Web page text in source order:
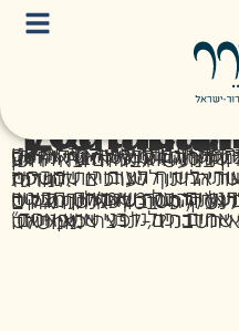
For there is hope for your
מאז הפך אלחנן לקול משמעותי בשיח הציבורי שמבקש לקרב בין חלקי החברה הישראלית, לשנות את השפה שמפלגת בינינו ולהחזיר את החינוך לערכים ולמידות למרכז.
"בסוף לא יעזור לנו – אנחנו אחים. כולנו בני איש אחד אנחנו. לחשוב עוד קצת לפני שמדברים, לפני שמפגינים. כי מה קרה לנו כשלא חשבנו? – נרצח כאן ראש ממשלה."